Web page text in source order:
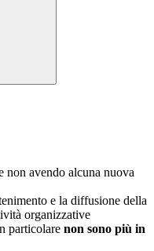
non avendo alcuna nuova
e la diffusione della
organizzative
particolare non sono più in